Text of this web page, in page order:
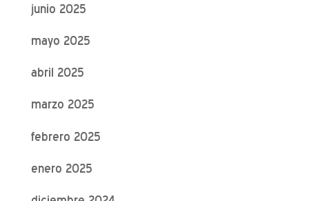
junio 2025
mayo 2025
abril 2025
marzo 2025
febrero 2025
enero 2025